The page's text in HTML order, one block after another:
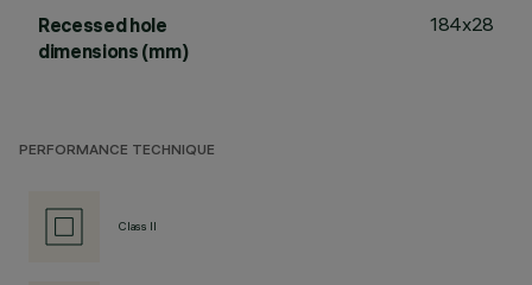
Recessed hole
dimensions (mm)
184x28
PERFORMANCE TECHNIQUE
Class II